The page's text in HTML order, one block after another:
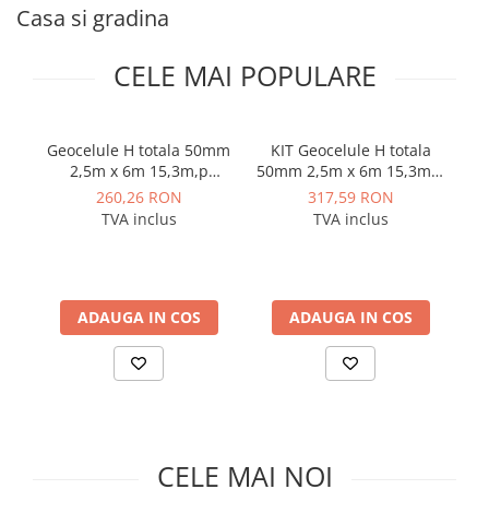
Cazane pe combustibil gazos/lichid
Aeroterme si destratificatoare de
Radiatoare si convectoare
Incalzire in pardoseala
Panouri radiante si incalzitoare cu
Schimbatoare de caldura
Pompe de caldura
Contoare energie termica
Generatoare de abur
Casa si gradina
CELE MAI POPULARE
Geocelule H totala 50mm
2,5m x 6m 15,3m,p
Vodaland gama Terra
260,26 RON
TVA inclus
ADAUGA IN COS
KIT Geocelule H totala
50mm 2,5m x 6m 15,3m,p
cu 10 ancore otel zincat
incluse Vodaland gama
317,59 RON
TVA inclus
ADAUGA IN COS
CELE MAI NOI